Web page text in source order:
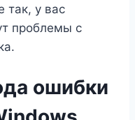
так, у вас
проблемы с
ошибки